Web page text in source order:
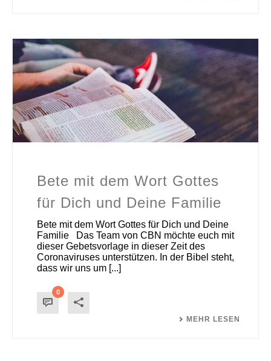
Bete mit dem Wort Gottes
für Dich und Deine Familie
Bete mit dem Wort Gottes für Dich und Deine
Familie Das Team von CBN möchte euch mit
dieser Gebetsvorlage in dieser Zeit des
Coronaviruses unterstützen. In der Bibel steht,
dass wir uns um [...]
0
MEHR LESEN